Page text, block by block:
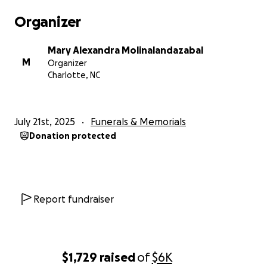
$1,729 raisedof$6K
Organizer
M
Mary Alexandra Molinalandazabal
Organizer
Charlotte, NC
July 21st, 2025 Funerals & Memorials
Donation protected
Report fundraiser